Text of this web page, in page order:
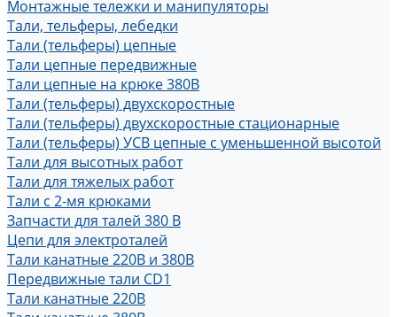
Монтажные тележки и манипуляторы
Тали, тельферы, лебедки
Тали (тельферы) цепные
Тали цепные передвижные
Тали цепные на крюке 380В
Тали (тельферы) двухскоростные
Тали (тельферы) двухскоростные стационарные
Тали (тельферы) УСВ цепные с уменьшенной высотой
Тали для высотных работ
Тали для тяжелых работ
Тали с 2-мя крюками
Запчасти для талей 380 В
Цепи для электроталей
Тали канатные 220В и 380В
Передвижные тали CD1
Тали канатные 220В